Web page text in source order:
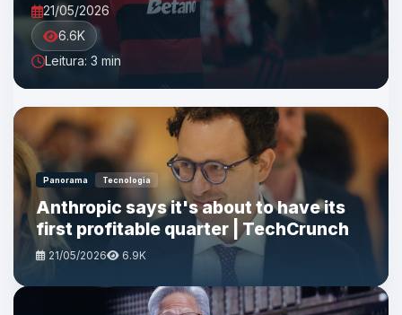
21/05/2026
6.6K
Leitura: 3 min
Panorama Tecnologia
Anthropic says it's about to have its
first profitable quarter | TechCrunch
21/05/2026 6.9K